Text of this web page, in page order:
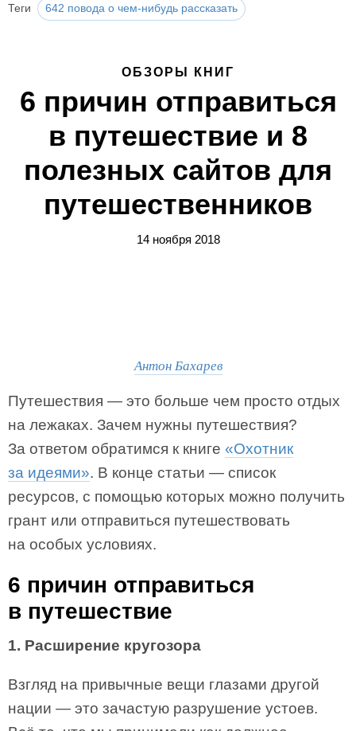
Теги 642 повода о чем-нибудь рассказать
ОБЗОРЫ КНИГ
6 причин отправиться
в путешествие и 8
полезных сайтов для
путешественников
14 ноября 2018
Антон Бахарев
Путешествия — это больше чем просто отдых
на лежаках. Зачем нужны путешествия?
За ответом обратимся к книге «Охотник
за идеями». В конце статьи — список
ресурсов, с помощью которых можно получить
грант или отправиться путешествовать
на особых условиях.
6 причин отправиться
в путешествие
1. Расширение кругозора
Взгляд на привычные вещи глазами другой
нации — это зачастую разрушение устоев.